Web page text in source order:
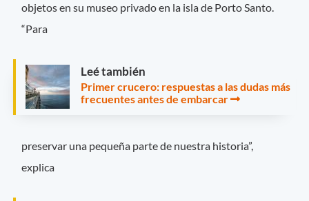
objetos en su museo privado en la isla de Porto Santo.
“Para
Leé también
Primer crucero: respuestas a las dudas más
frecuentes antes de embarcar
preservar una pequeña parte de nuestra historia”,
explica